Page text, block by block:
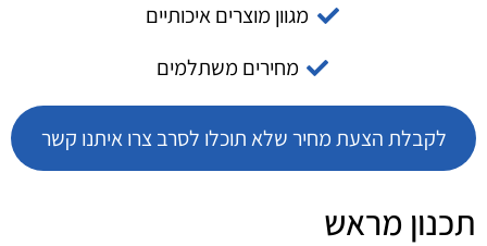
מגוון מוצרים איכותיים
מחירים משתלמים
לקבלת הצעת מחיר שלא תוכלו לסרב צרו איתנו קשר
תכנון מראש